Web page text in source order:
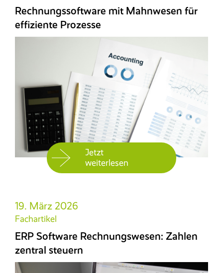
Jetzt
weiterlesen
Rechnungssoftware mit Mahnwesen für
effiziente Prozesse
19. März 2026
Fachartikel
ERP Software Rechnungswesen: Zahlen
zentral steuern